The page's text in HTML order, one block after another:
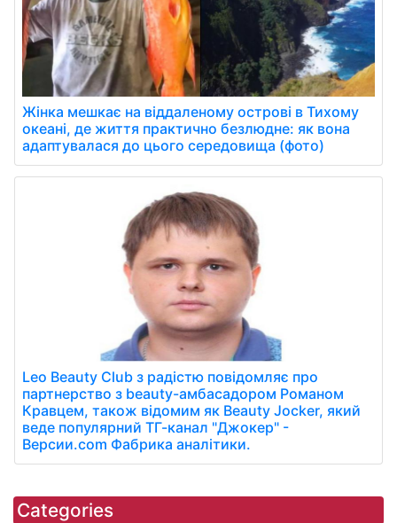
Жінка мешкає на віддаленому острові в Тихому
океані, де життя практично безлюдне: як вона
адаптувалася до цього середовища (фото)
Leo Beauty Club з радістю повідомляє про
партнерство з beauty-амбасадором Романом
Кравцем, також відомим як Beauty Jocker, який
веде популярний ТГ-канал "Джокер" -
Версии.com Фабрика аналітики.
Categories